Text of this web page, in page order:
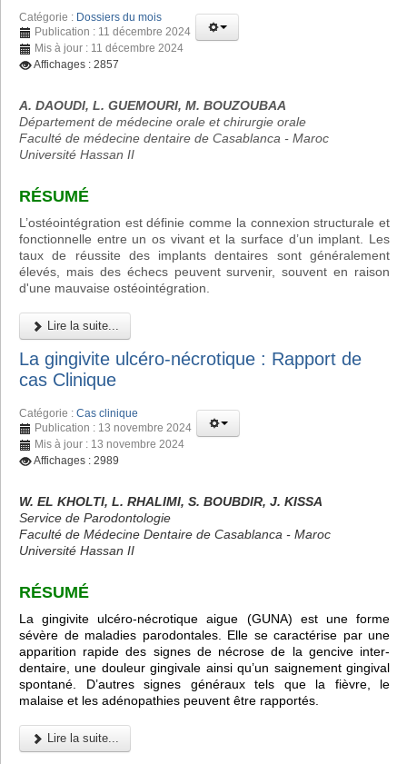
Catégorie : Dossiers du mois
Publication : 11 décembre 2024
Mis à jour : 11 décembre 2024
Affichages : 2857
A. DAOUDI, L. GUEMOURI, M. BOUZOUBAA
Département de médecine orale et chirurgie orale
Faculté de médecine dentaire de Casablanca - Maroc
Université Hassan II
RÉSUMÉ
L’ostéointégration est définie comme la connexion structurale et
fonctionnelle entre un os vivant et la surface d’un implant. Les
taux de réussite des implants dentaires sont généralement
élevés, mais des échecs peuvent survenir, souvent en raison
d'une mauvaise ostéointégration.
Lire la suite...
La gingivite ulcéro-nécrotique : Rapport de
cas Clinique
Catégorie : Cas clinique
Publication : 13 novembre 2024
Mis à jour : 13 novembre 2024
Affichages : 2989
W. EL KHOLTI, L. RHALIMI, S. BOUBDIR, J. KISSA
Service de Parodontologie
Faculté de Médecine Dentaire de Casablanca - Maroc
Université Hassan II
RÉSUMÉ
La gingivite ulcéro-nécrotique aigue (GUNA) est une forme
sévère de maladies parodontales. Elle se caractérise par une
apparition rapide des signes de nécrose de la gencive inter-
dentaire, une douleur gingivale ainsi qu’un saignement gingival
spontané. D’autres signes généraux tels que la fièvre, le
malaise et les adénopathies peuvent être rapportés.
Lire la suite...